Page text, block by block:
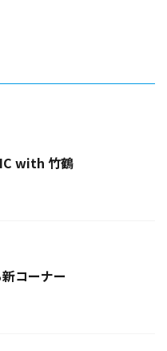
with 竹鶴
コーナー